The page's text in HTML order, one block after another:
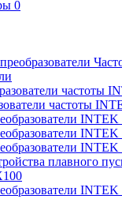
0
частоты
INTEK
INTEK
INTEK
плавного